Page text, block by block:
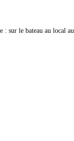
: sur le bateau au local